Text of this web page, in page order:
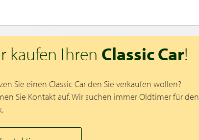
kaufen Ihren Classic Car!
Sie einen Classic Car den Sie verkaufen wollen?
Sie Kontakt auf. Wir suchen immer Oldtimer für den